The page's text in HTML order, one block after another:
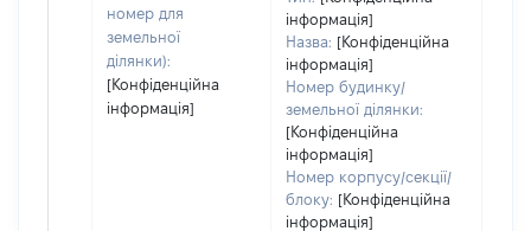
номер для
земельної
ділянки):
[Конфіденційна
інформація]
інформація]
Назва: [Конфіденційна
інформація]
Номер будинку/
земельної ділянки:
[Конфіденційна
інформація]
Номер корпусу/секції/
блоку: [Конфіденційна
інформація]